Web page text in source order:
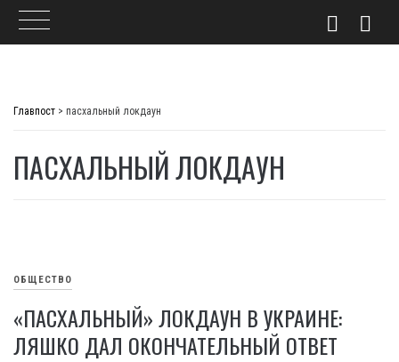
Главпост > пасхальный локдаун
ПАСХАЛЬНЫЙ ЛОКДАУН
ОБЩЕСТВО
«ПАСХАЛЬНЫЙ» ЛОКДАУН В УКРАИНЕ:
ЛЯШКО ДАЛ ОКОНЧАТЕЛЬНЫЙ ОТВЕТ